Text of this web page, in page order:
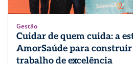
Gestão
Cuidar de quem cuida: a
AmorSaúde para
trabalho de excelência